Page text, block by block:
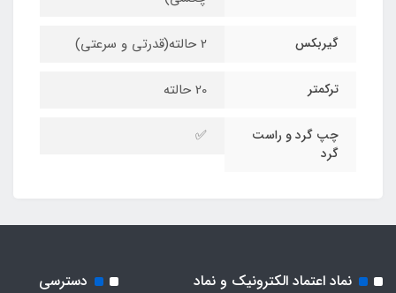
گیربکس 2 حالته(قدرتی و سرعتی)
ترکمتر 20 حالته
چپ گرد و راست
گرد
✅
نماد اعتماد الکترونیک و نماد
دسترسی